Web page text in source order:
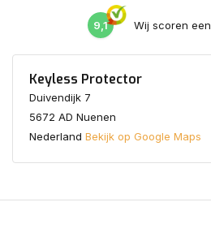
9,1 Wij scoren een
Keyless Protector
Duivendijk 7
5672 AD Nuenen
Nederland Bekijk op Google Maps